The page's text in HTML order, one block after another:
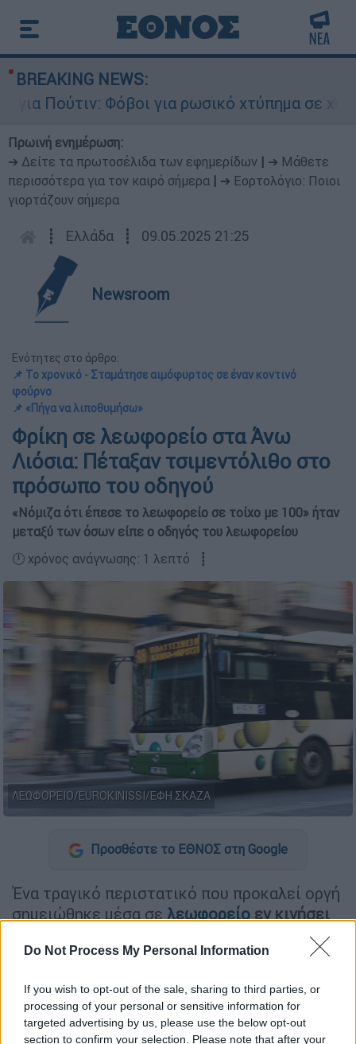
Do Not Process My Personal Information
If you wish to opt-out of the sale, sharing to third parties, or
processing of your personal or sensitive information for
targeted advertising by us, please use the below opt-out
section to confirm your selection. Please note that after your
BREAKING NEWS:
Πούτιν: Φόβοι για ρωσικό χτύπημα σε
Πρωινή ενημέρωση:
➔ Δείτε τα πρωτοσέλιδα των εφημερίδων
➔ Μάθετε
περισσότερα για τον καιρό σήμερα
➔ Εορτολόγιο: Ποιοι
γιορτάζουν σήμερα
┋ Ελλάδα ┋ 09.05.2025 21:25
Newsroom
Ενότητες στο άρθρο:
📌 Το χρονικό - Σταμάτησε αιμόφυρτος σε έναν κοντινό
φούρνο
📌 «Πήγα να λιποθυμήσω»
Φρίκη σε λεωφορείο στα Άνω
Λιόσια: Πέταξαν τσιμεντόλιθο στο
πρόσωπο του οδηγού
«Νόμιζα ότι έπεσε το λεωφορείο σε τοίχο με 100» ήταν
μεταξύ των όσων είπε ο οδηγός του λεωφορείου
🕛 χρόνος ανάγνωσης: 1 λεπτό ┋
ΛΕΩΦΟΡΕΙΟ/EUROKINISSI/ΕΦΗ ΣΚΑΖΑ
Προσθέστε το ΕΘΝΟΣ στη Google
Ένα τραγικό περιστατικό που προκαλεί οργή
σημειώθηκε μέσα σε λεωφορείο εν κινήσει
καθώς άγνωστοι πέταξαν
τσιμεντόλιθο στοκεφάλι του οδηγού
«Νόμιζα ότι έπεσε το λεωφορείο σε τοίχο
με 100» ήταν μεταξύ των όσων είπε ο
οδηγός του λεωφορείου, ο οποίος